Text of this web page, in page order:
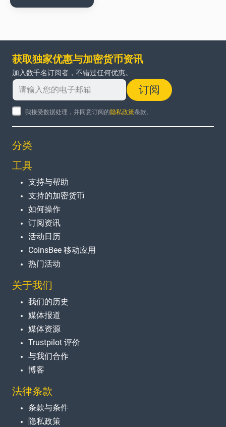
获取独家优惠与加密货币资讯
加入数千名订阅者，不错过任何优惠。
订阅
我接受数据处理，并同意订阅的隐私政策条款。
分类
工具
支持与帮助
支持的加密货币
如何操作
订阅资讯
活动日历
CoinsBee 移动应用
热门活动
关于我们
我们的历史
媒体报道
媒体资源
Trustpilot 评价
与我们合作
博客
法律条款
条款与条件
隐私政策